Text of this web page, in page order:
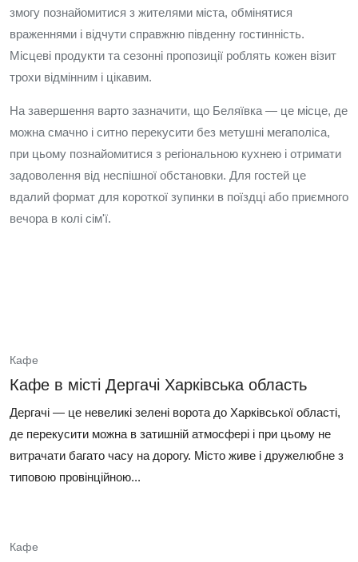
змогу познайомитися з жителями міста, обмінятися
враженнями і відчути справжню південну гостинність.
Місцеві продукти та сезонні пропозиції роблять кожен візит
трохи відмінним і цікавим.
На завершення варто зазначити, що Беляївка — це місце, де
можна смачно і ситно перекусити без метушні мегаполіса,
при цьому познайомитися з регіональною кухнею і отримати
задоволення від неспішної обстановки. Для гостей це
вдалий формат для короткої зупинки в поїздці або приємного
вечора в колі сім'ї.
Кафе
Кафе в місті Дергачі Харківська область
Дергачі — це невеликі зелені ворота до Харківської області,
де перекусити можна в затишній атмосфері і при цьому не
витрачати багато часу на дорогу. Місто живе і дружелюбне з
типовою провінційною...
Кафе